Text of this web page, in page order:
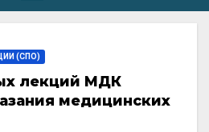
(СПО)
лекций МДК
медицинских